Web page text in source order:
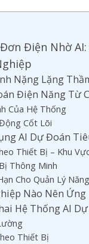
Điện Nhờ
Nặng Lặng
Điện Năng Từ
Của Hệ Thống
Cốt Lõi
AI Dự Đoán
Thiết Bị – Khu
Thông Minh
Cho Quản Lý
Nào Nên
Hệ Thống AI
Thiết Bị